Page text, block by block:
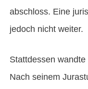
abschloss. Eine
jedoch nicht weiter.
Stattdessen
Nach seinem